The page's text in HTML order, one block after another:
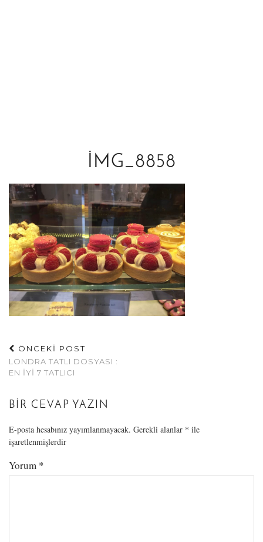
IMG_8858
ÖNCEKİ POST
LONDRA TATLI DOSYASI :
EN İYI 7 TATLICI
BIR CEVAP YAZIN
E-posta hesabınız yayımlanmayacak. Gerekli alanlar * ile
işaretlenmişlerdir
Yorum *